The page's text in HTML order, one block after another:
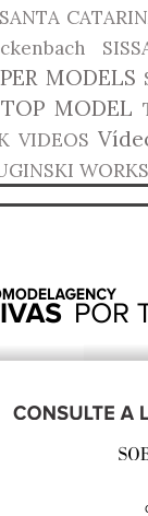
SANTA
MODELS
TOP MODEL
VIDEOS